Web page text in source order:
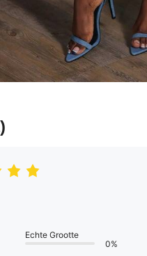
Echte Grootte
0%